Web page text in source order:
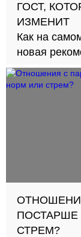
ГОСТ,
ИЗМЕНИТ
Как на
новая
СТРЕМ?